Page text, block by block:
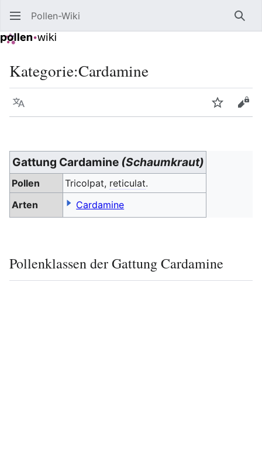
Pollen-Wiki
Kategorie:Cardamine
Sprache
Gattung Cardamine (Schaumkraut)
Pollen Tricolpat, reticulat.
Arten
Cardamine
Pollenklassen der Gattung Cardamine